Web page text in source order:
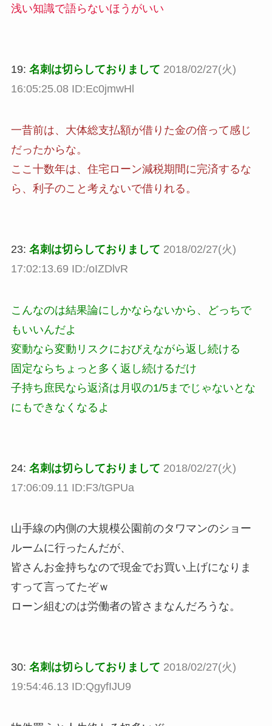
浅い知識で語らないほうがいい
19: 名刺は切らしておりまして 2018/02/27(火)
16:05:25.08 ID:Ec0jmwHl
一昔前は、大体総支払額が借りた金の倍って感じ
だったからな。
ここ十数年は、住宅ローン減税期間に完済するな
ら、利子のこと考えないで借りれる。
23: 名刺は切らしておりまして 2018/02/27(火)
17:02:13.69 ID:/oIZDlvR
こんなのは結果論にしかならないから、どっちで
もいいんだよ
変動なら変動リスクにおびえながら返し続ける
固定ならちょっと多く返し続けるだけ
子持ち庶民なら返済は月収の1/5までじゃないとな
にもできなくなるよ
24: 名刺は切らしておりまして 2018/02/27(火)
17:06:09.11 ID:F3/tGPUa
山手線の内側の大規模公園前のタワマンのショー
ルームに行ったんだが、
皆さんお金持ちなので現金でお買い上げになりま
すって言ってたぞｗ
ローン組むのは労働者の皆さまなんだろうな。
30: 名刺は切らしておりまして 2018/02/27(火)
19:54:46.13 ID:QgyfIJU9